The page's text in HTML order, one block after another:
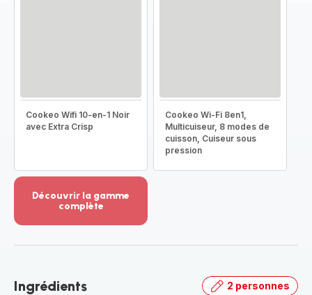
Cookeo Wifi 10-en-1 Noir
avec Extra Crisp
Cookeo Wi-Fi 8en1,
Multicuiseur, 8 modes de
cuisson, Cuiseur sous
pression
Découvrir la gamme
complète
-
gamme
Ingrédients 2 personnes